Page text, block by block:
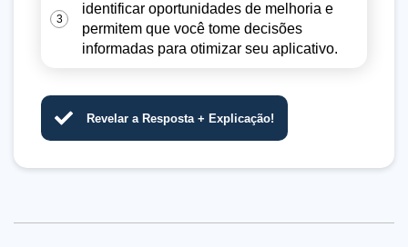
3
identificar oportunidades de melhoria e
permitem que você tome decisões
informadas para otimizar seu aplicativo.
Revelar a Resposta + Explicação!